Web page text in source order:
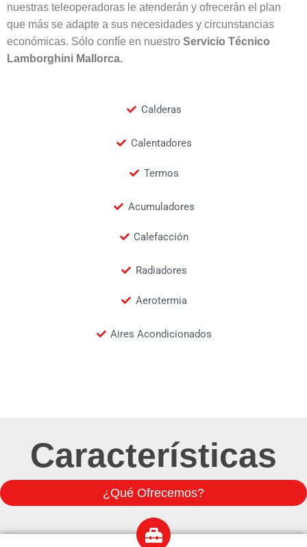
nuestras teleoperadoras le atenderán y ofrecerán el plan
que más se adapte a sus necesidades y circunstancias
económicas. Sólo confíe en nuestro Servicio Técnico
Lamborghini Mallorca.
Calderas
Calentadores
Termos
Acumuladores
Calefacción
Radiadores
Aerotermia
Aires Acondicionados
Características
¿Qué Ofrecemos?